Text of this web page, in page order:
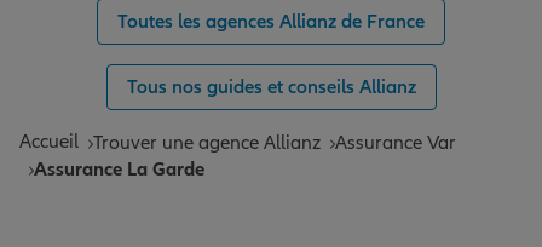
Toutes les agences Allianz de France
Tous nos guides et conseils Allianz
Accueil Trouver une agence Allianz Assurance Var
Assurance La Garde